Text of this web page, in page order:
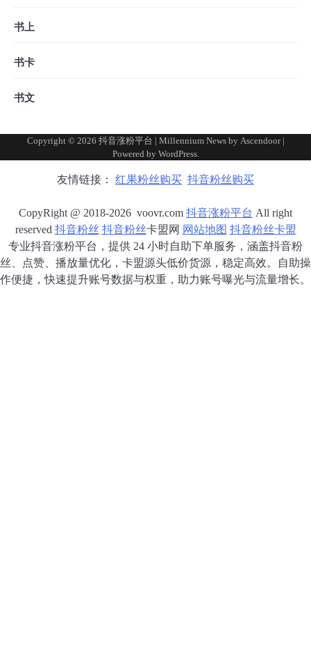
书上
书卡
书文
Copyright © 2026 抖音涨粉平台 | Millennium News by Ascendoor|
Powered by WordPress.
友情链接： 红果粉丝购买 抖音粉丝购买
CopyRight @ 2018-2026 voovr.com 抖音涨粉平台 All right
reserved 抖音粉丝 抖音粉丝卡盟网 网站地图 抖音粉丝卡盟
专业抖音涨粉平台，提供 24 小时自助下单服务，涵盖抖音粉
丝、点赞、播放量优化，卡盟源头低价货源，稳定高效。自助操
作便捷，快速提升账号数据与权重，助力账号曝光与流量增长。